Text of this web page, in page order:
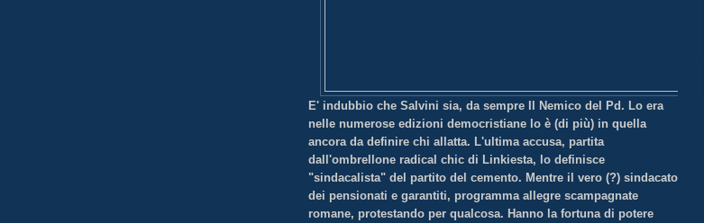
E' indubbio che Salvini sia, da sempre Il Nemico del Pd. Lo era
nelle numerose edizioni democristiane lo è (di più) in quella
ancora da definire chi allatta. L'ultima accusa, partita
dall'ombrellone radical chic di Linkiesta, lo definisce
"sindacalista" del partito del cemento. Mentre il vero (?) sindacato
dei pensionati e garantiti, programma allegre scampagnate
romane, protestando per qualcosa. Hanno la fortuna di potere